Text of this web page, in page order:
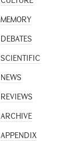
MEMORY
DEBATES
SCIENTIFIC
NEWS
REVIEWS
ARCHIVE
APPENDIX